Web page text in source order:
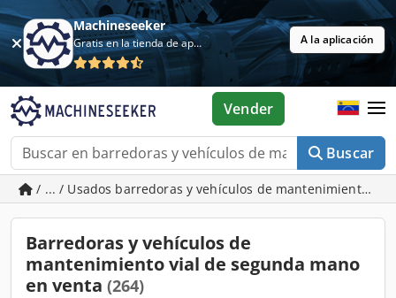
Machineseeker
Gratis en la tienda de aplicaciones A la aplicación
Buscar
Vender
/ ... / Usados barredoras y vehículos de mantenimiento vial
Barredoras y vehículos de
mantenimiento vial de segunda mano
en venta (264)